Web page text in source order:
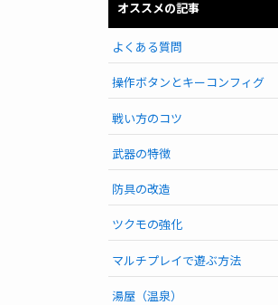
オススメの記事
よくある質問
操作ボタンとキーコンフィグ
戦い方のコツ
武器の特徴
防具の改造
ツクモの強化
マルチプレイで遊ぶ方法
湯屋（温泉）